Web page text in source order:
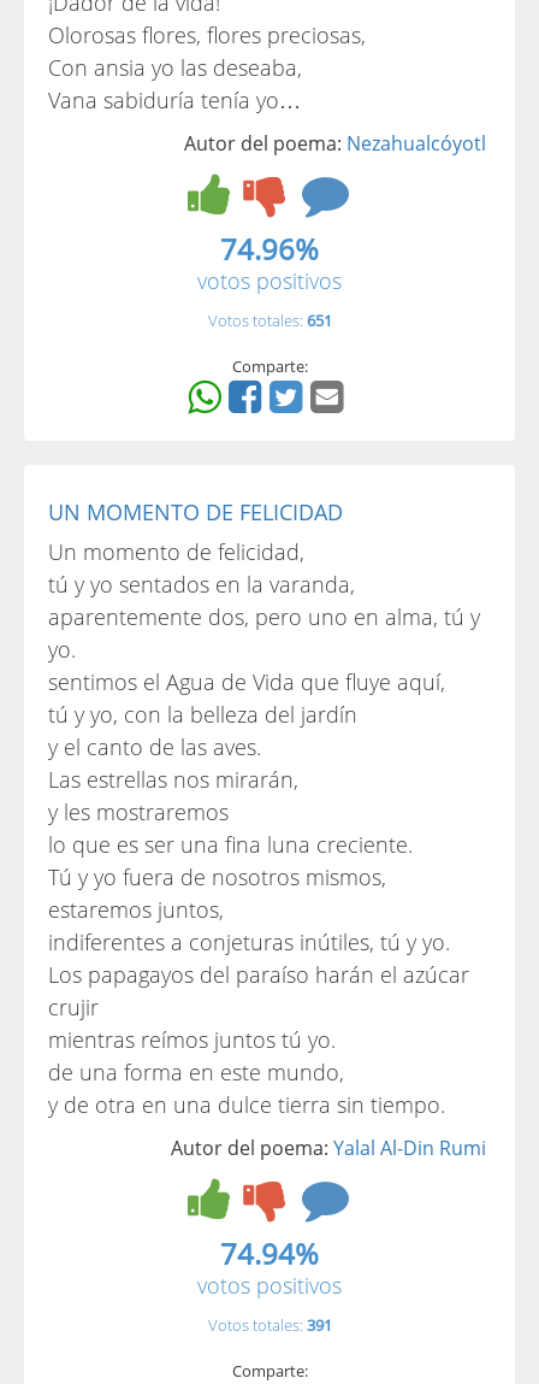
Olorosas flores, flores preciosas,
Con ansia yo las deseaba,
Vana sabiduría tenía yo…
Autor del poema: Nezahualcóyotl
74.96%
votos positivos
Votos totales: 651
Comparte:
UN MOMENTO DE FELICIDAD
Un momento de felicidad,
tú y yo sentados en la varanda,
aparentemente dos, pero uno en alma, tú y
yo.
sentimos el Agua de Vida que fluye aquí,
tú y yo, con la belleza del jardín
y el canto de las aves.
Las estrellas nos mirarán,
y les mostraremos
lo que es ser una fina luna creciente.
Tú y yo fuera de nosotros mismos,
estaremos juntos,
indiferentes a conjeturas inútiles, tú y yo.
Los papagayos del paraíso harán el azúcar
crujir
mientras reímos juntos tú yo.
de una forma en este mundo,
y de otra en una dulce tierra sin tiempo.
Autor del poema: Yalal Al-Din Rumi
74.94%
votos positivos
Votos totales: 391
Comparte: